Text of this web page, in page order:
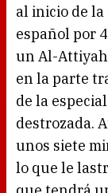
al inicio de
español por
un Al-
en la parte
de la
destrozada.
unos siete
lo que le